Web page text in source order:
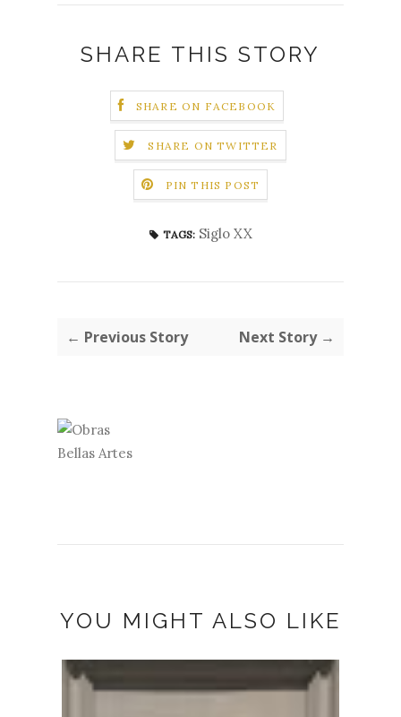
SHARE THIS STORY
SHARE ON FACEBOOK
SHARE ON TWITTER
PIN THIS POST
TAGS: Siglo XX
← Previous Story Next Story →
YOU MIGHT ALSO LIKE